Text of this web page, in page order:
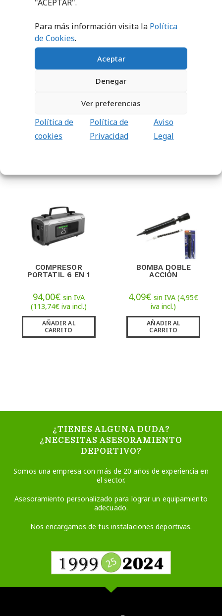
Para más información visita la Política
de Cookies.
Aceptar
Denegar
Ver preferencias
Política de
cookies
Política de
Privacidad
Aviso
Legal
32,20€ sin IVA
(38,96€iva incl.)
iva incl.)
AÑADIR AL
COMPRESOR
PORTATIL 6 EN 1
94,00€ sin IVA
(113,74€iva incl.)
AÑADIR AL
CARRITO
BOMBA DOBLE
ACCIÓN
4,09€ sin IVA (4,95€
iva incl.)
AÑADIR AL
CARRITO
¿TIENES ALGUNA DUDA?
¿NECESITAS ASESORAMIENTO
DEPORTIVO?
Somos una empresa con más de 20 años de experiencia en
el sector.
Asesoramiento personalizado para lograr un equipamiento
adecuado.
Nos encargamos de tus instalaciones deportivas.